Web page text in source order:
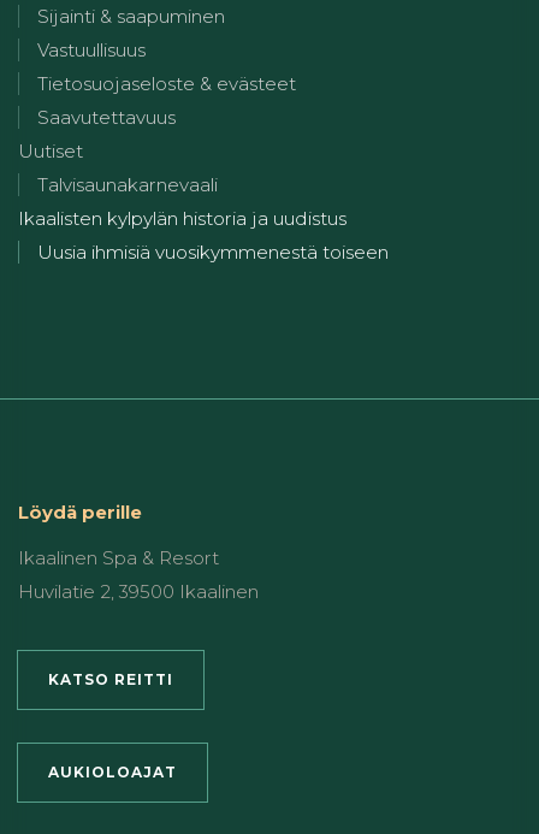
Sijainti & saapuminen
Vastuullisuus
Tietosuojaseloste & evästeet
Saavutettavuus
Uutiset
Talvisaunakarnevaali
Ikaalisten kylpylän historia ja uudistus
Uusia ihmisiä vuosikymmenestä toiseen
Löydä perille
Ikaalinen Spa & Resort
Huvilatie 2, 39500 Ikaalinen
KATSO REITTI
AUKIOLOAJAT